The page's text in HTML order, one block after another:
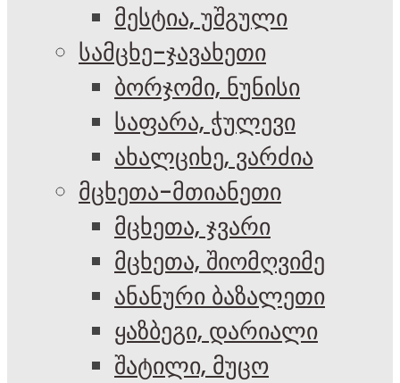
მესტია, უშგული
სამცხე-ჯავახეთი
ბორჯომი, ნუნისი
საფარა, ჭულევი
ახალციხე, ვარძია
მცხეთა-მთიანეთი
მცხეთა, ჯვარი
მცხეთა, შიომღვიმე
ანანური ბაზალეთი
ყაზბეგი, დარიალი
შატილი, მუცო